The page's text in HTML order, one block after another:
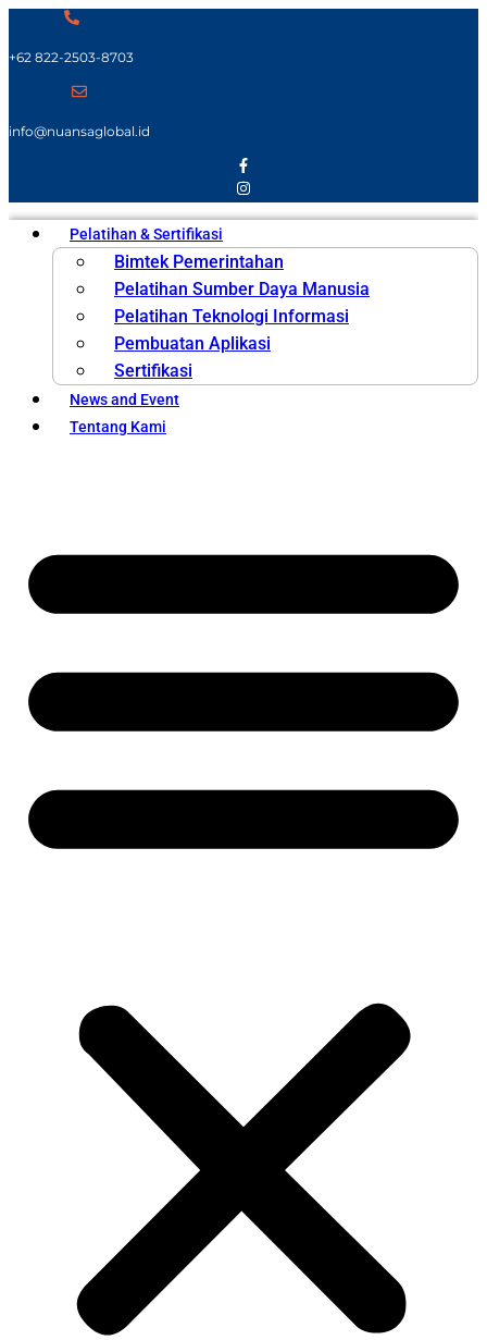
+62 822-2503-8703
info@nuansaglobal.id
Pelatihan & Sertifikasi
Bimtek Pemerintahan
Pelatihan Sumber Daya Manusia
Pelatihan Teknologi Informasi
Pembuatan Aplikasi
Sertifikasi
News and Event
Tentang Kami